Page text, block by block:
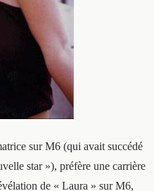
sur M6 (qui avait succédé
star »), préfère une carrière
de « Laura » sur M6,